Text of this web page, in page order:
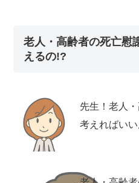
老人・高齢者の死亡慰
えるの!?
先生！老人
考えればい